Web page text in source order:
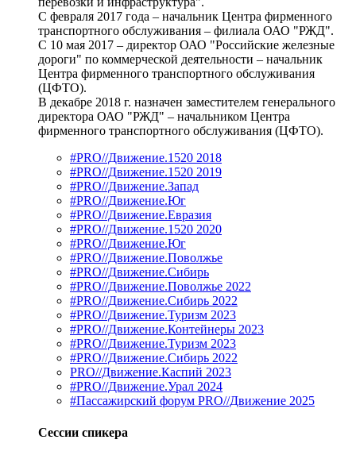
С февраля 2017 года – начальник Центра фирменного
транспортного обслуживания – филиала ОАО "РЖД".
С 10 мая 2017 – директор ОАО "Российские железные
дороги" по коммерческой деятельности – начальник
Центра фирменного транспортного обслуживания
(ЦФТО).
В декабре 2018 г. назначен заместителем генерального
директора ОАО "РЖД" – начальником Центра
фирменного транспортного обслуживания (ЦФТО).
#PRO//Движение.1520 2018
#PRO//Движение.1520 2019
#PRO//Движение.Запад
#PRO//Движение.Юг
#PRO//Движение.Евразия
#PRO//Движение.1520 2020
#PRO//Движение.Юг
#PRO//Движение.Поволжье
#PRO//Движение.Сибирь
#PRO//Движение.Поволжье 2022
#PRO//Движение.Сибирь 2022
#PRO//Движение.Туризм 2023
#PRO//Движение.Контейнеры 2023
#PRO//Движение.Туризм 2023
#PRO//Движение.Сибирь 2022
PRO//Движение.Каспий 2023
#PRO//Движение.Урал 2024
#Пассажирский форум PRO//Движение 2025
Сессии спикера